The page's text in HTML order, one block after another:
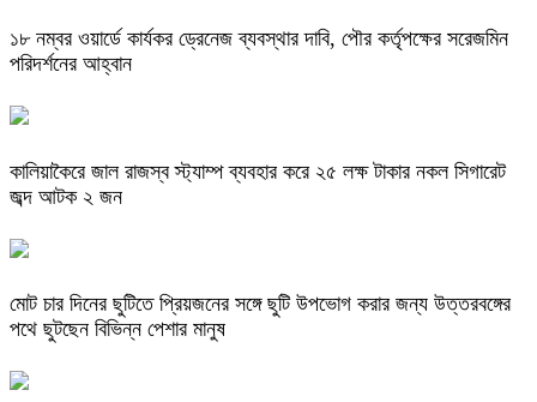
১৮ নম্বর ওয়ার্ডে কার্যকর ড্রেনেজ ব্যবস্থার দাবি, পৌর কর্তৃপক্ষের সরেজমিন
পরিদর্শনের আহ্বান
কালিয়াকৈরে জাল রাজস্ব স্ট্যাম্প ব্যবহার করে ২৫ লক্ষ টাকার নকল সিগারেট
জব্দ আটক ২ জন
মোট চার দিনের ছুটিতে প্রিয়জনের সঙ্গে ছুটি উপভোগ করার জন্য উত্তরবঙ্গের
পথে ছুটছেন বিভিন্ন পেশার মানুষ